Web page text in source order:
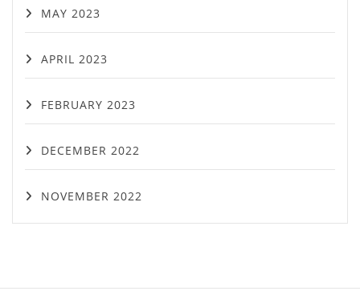
MAY 2023
APRIL 2023
FEBRUARY 2023
DECEMBER 2022
NOVEMBER 2022